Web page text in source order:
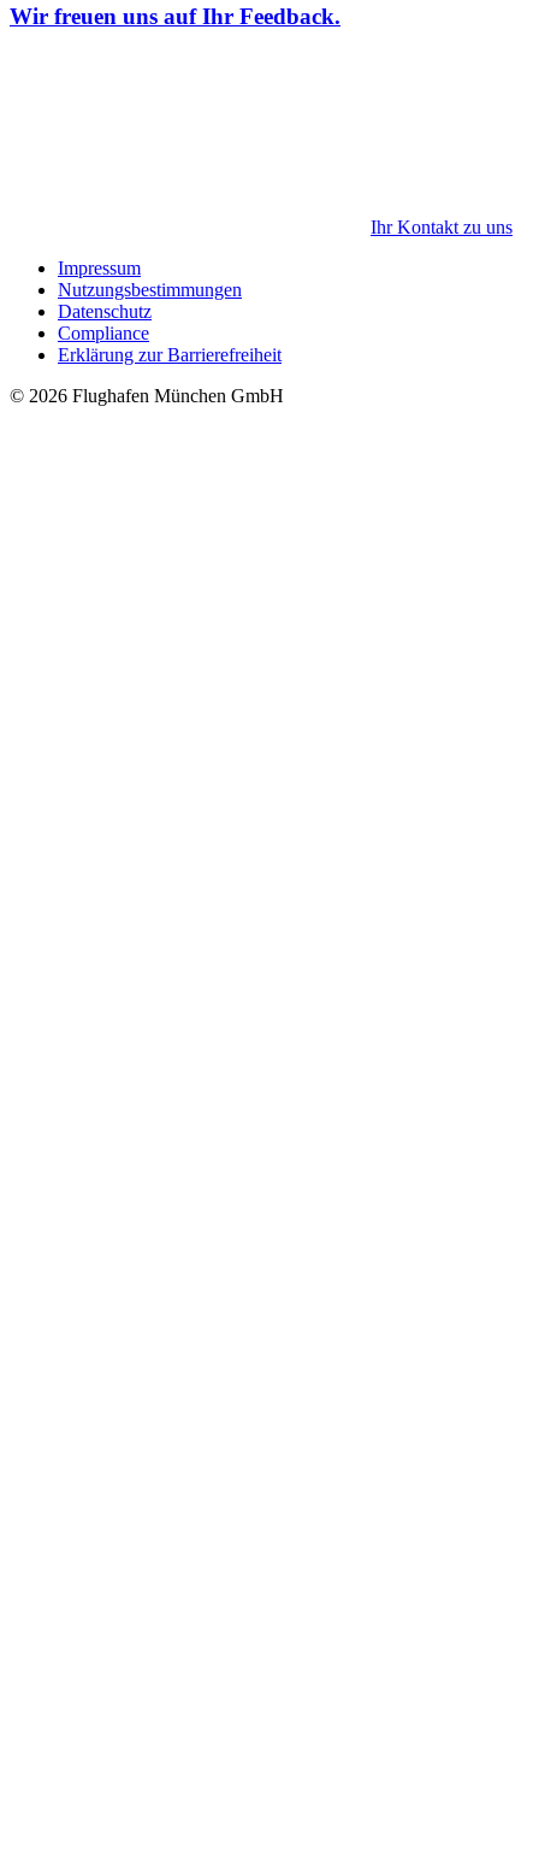
Wir freuen uns auf Ihr Feedback.
Ihr Kontakt zu uns
Impressum
Nutzungsbestimmungen
Datenschutz
Compliance
Erklärung zur Barrierefreiheit
© 2026 Flughafen München GmbH